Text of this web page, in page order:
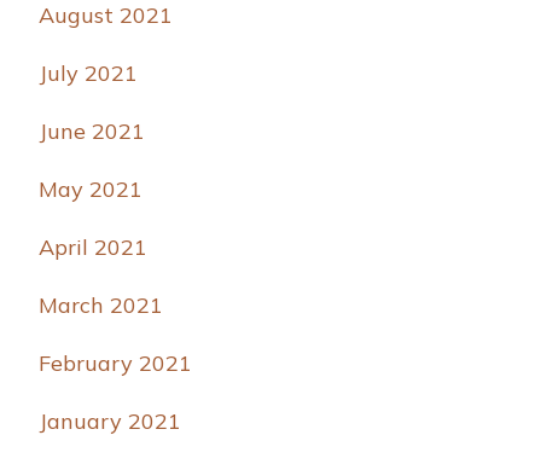
August 2021
July 2021
June 2021
May 2021
April 2021
March 2021
February 2021
January 2021